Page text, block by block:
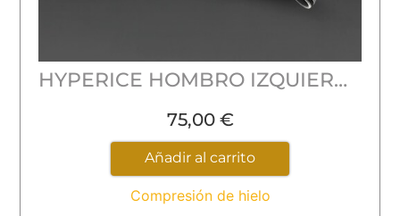
HYPERICE HOMBRO IZQUIERDO SPORT
75,00 €
Añadir al carrito
Compresión de hielo